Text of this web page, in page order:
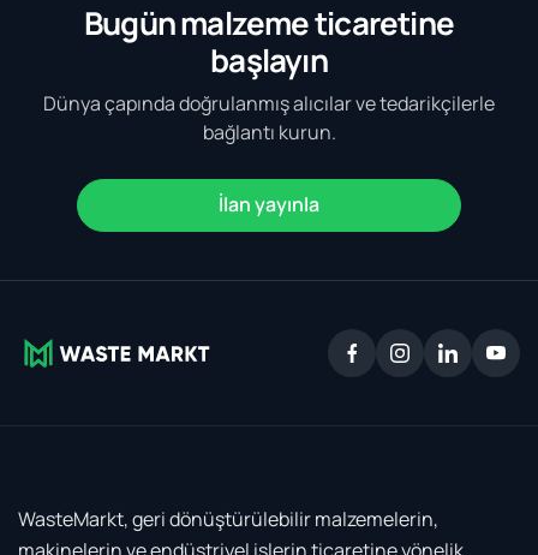
Bugün malzeme ticaretine
başlayın
Dünya çapında doğrulanmış alıcılar ve tedarikçilerle
bağlantı kurun.
İlan yayınla
WasteMarkt, geri dönüştürülebilir malzemelerin,